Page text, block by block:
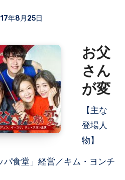
年8月25日
お父
さん
が変
【主な
登場人
物】
パ食堂」経営／キム・ヨンチ